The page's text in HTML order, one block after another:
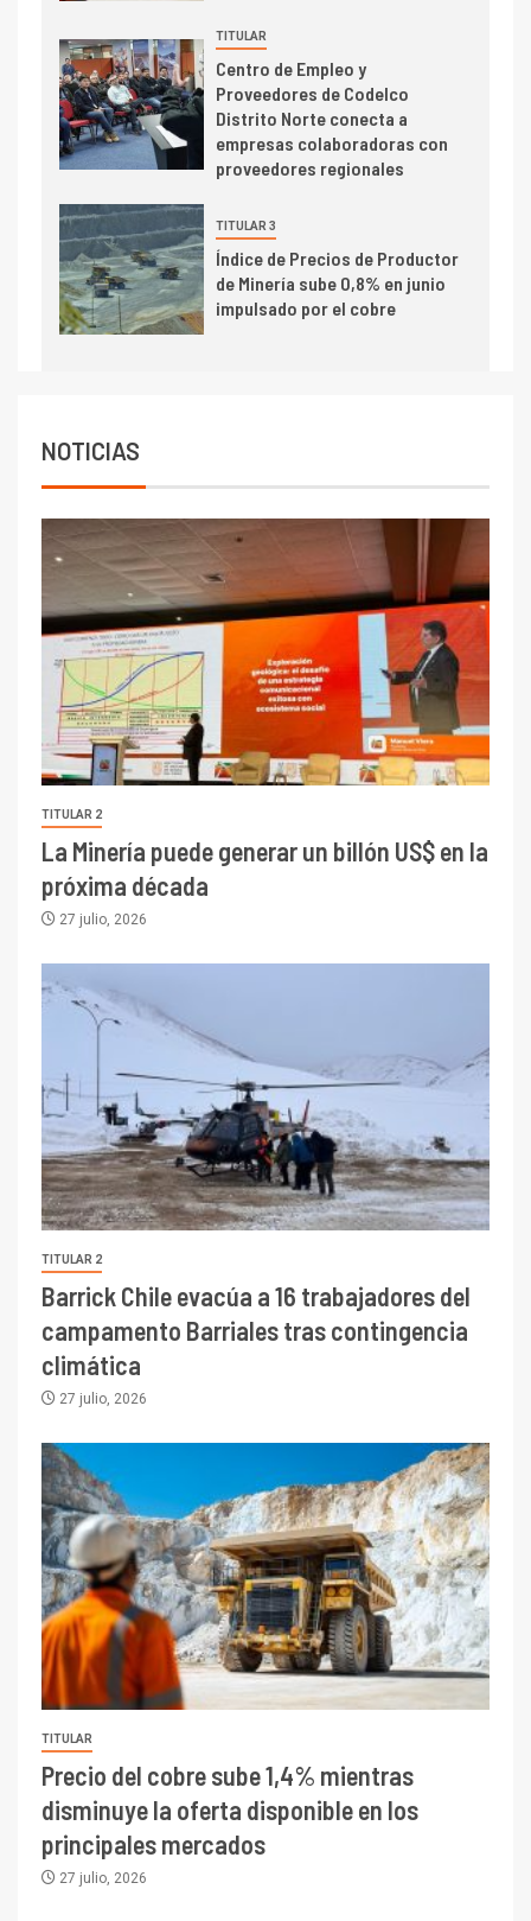
5 I+D
Estudio revela cómo el precio
del cobre y educación superior
se relacionan en zonas
mineras
BHP proyecta producción de
cobre cercana a 2 millones de
toneladas tras récord en
Escondida
7
TITULAR
Centro de Empleo y
Proveedores de Codelco
Distrito Norte conecta a
empresas colaboradoras con
proveedores regionales
TITULAR 3
Índice de Precios de Productor
de Minería sube 0,8% en junio
impulsado por el cobre
NOTICIAS
TITULAR 2
La Minería puede generar un billón US$ en la
próxima década
27 julio, 2026
TITULAR 2
Barrick Chile evacúa a 16 trabajadores del
campamento Barriales tras contingencia
climática
27 julio, 2026
TITULAR
Precio del cobre sube 1,4% mientras
disminuye la oferta disponible en los
principales mercados
27 julio, 2026